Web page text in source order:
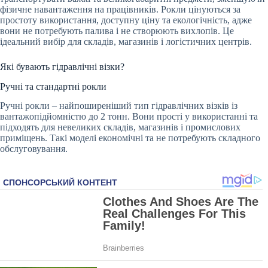
фізичне навантаження на працівників. Рокли цінуються за
простоту використання, доступну ціну та екологічність, адже
вони не потребують палива і не створюють вихлопів. Це
ідеальний вибір для складів, магазинів і логістичних центрів.
Які бувають гідравлічні візки?
Ручні та стандартні рокли
Ручні рокли – найпоширеніший тип гідравлічних візків із
вантажопідйомністю до 2 тонн. Вони прості у використанні та
підходять для невеликих складів, магазинів і промислових
приміщень. Такі моделі економічні та не потребують складного
обслуговування.